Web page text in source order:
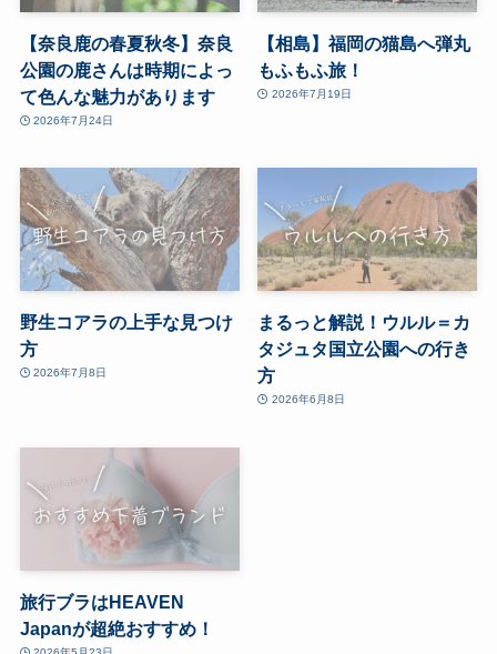
【奈良鹿の春夏秋冬】奈良
公園の鹿さんは時期によっ
て色んな魅力があります
2026年7月24日
【相島】福岡の猫島へ弾丸
もふもふ旅！
2026年7月19日
野生コアラの上手な見つけ
方
2026年7月8日
まるっと解説！ウルル＝カ
タジュタ国立公園への行き
方
2026年6月8日
旅行ブラはHEAVEN
Japanが超絶おすすめ！